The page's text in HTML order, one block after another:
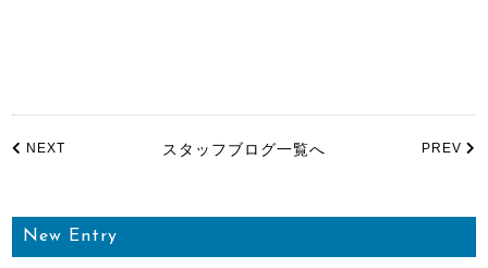
NEXT スタッフブログ一覧へ PREV
New Entry